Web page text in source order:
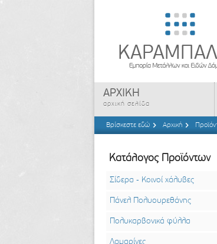
ΑΡΧΙΚΗ
αρχική σελίδα
Βρίσκεστε εδώ Αρχική
Κατάλογος Προϊόντων
Σίδερα - Κοινοί χάλυβες
Πάνελ Πολυουρεθάνης
Πολυκαρβονικά φύλλα
Λαμαρίνες